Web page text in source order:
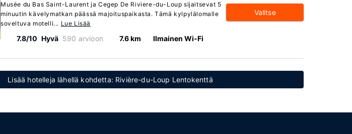
Musée du Bas Saint-Laurent ja Cegep De Riviere-du-Loup sijaitsevat 5
minuutin kävelymatkan päässä majoituspaikasta. Tämä kylpylälomalle
soveltuva motelli... Lue Lisää
7.8/10 Hyvä 590 arvioon 7.6 km Ilmainen Wi-Fi
Valitse
Lisää hotelleja lähellä kohdetta: Rivière-du-Loup Lentokenttä